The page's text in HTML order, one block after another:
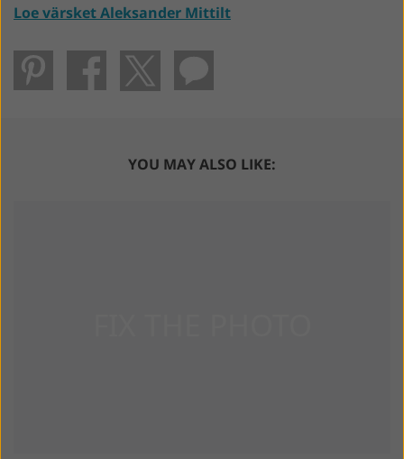
Loe värsket Aleksander Mittilt
YOU MAY ALSO LIKE: